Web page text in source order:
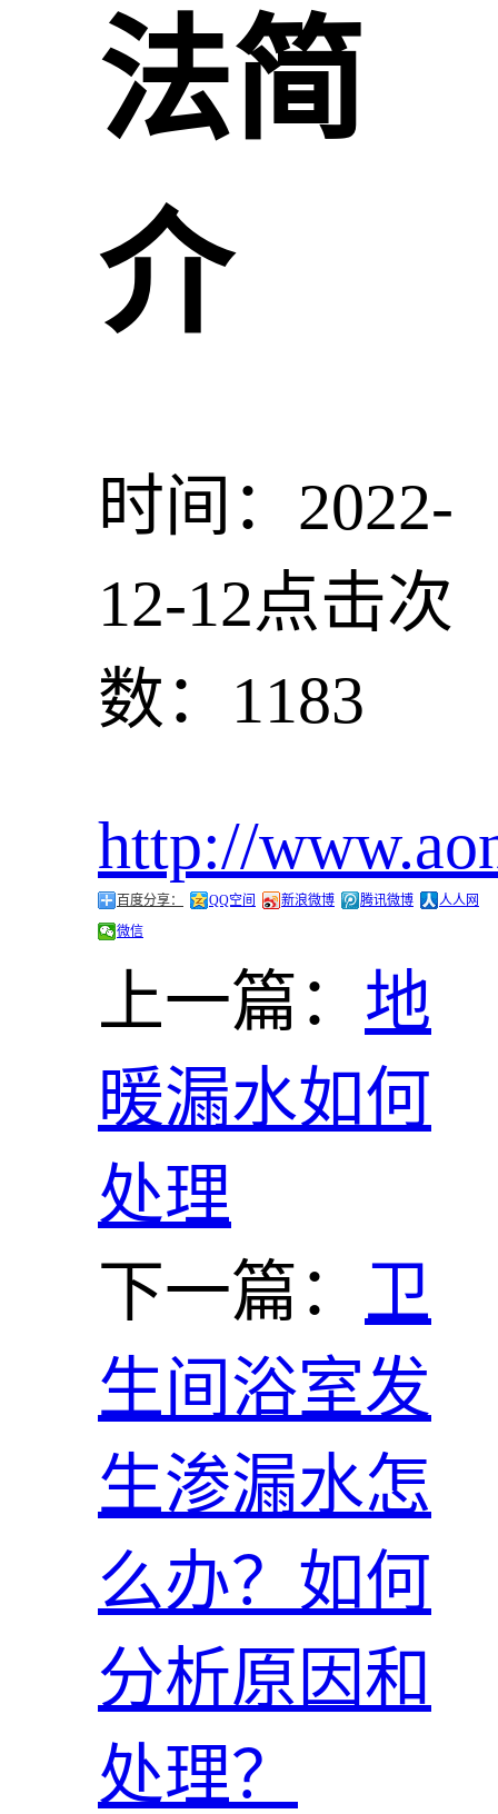
法简
介
时间：2022-
12-12点击次
数：1183
http://
百度分享： QQ空间 新浪微博 腾讯微博
人人网
微信
上一篇： 地
暖漏水如何
处理
下一篇： 卫
生间浴室发
生渗漏水怎
么办？如何
分析原因和
处理？